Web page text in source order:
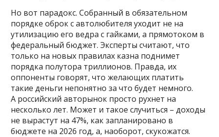
Но вот парадокс. Собранный в обязательном
порядке оброк с автолюбителя уходит не на
утилизацию его ведра с гайками, а прямотоком в
федеральный бюджет. Эксперты считают, что
только на новых правилах казна поднимет
порядка полутора триллионов. Правда, их
оппоненты говорят, что желающих платить
такие деньги непонятно за что будет немного.
А российский авторынок просто рухнет на
несколько лет. Может и такое случиться – доходы
не вырастут на 47%, как запланировано в
бюджете на 2026 год, а, наоборот, скукожатся.